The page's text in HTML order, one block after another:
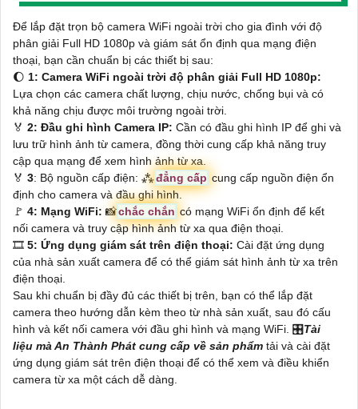
Để lắp đặt trọn bộ camera WiFi ngoài trời cho gia đình với độ
phân giải Full HD 1080p và giám sát ổn định qua mạng điện
thoại, bạn cần chuẩn bị các thiết bị sau:
🌔 1: Camera WiFi ngoài trời độ phân giải Full HD 1080p:
Lựa chọn các camera chất lượng, chịu nước, chống bụi và có
khả năng chịu được môi trường ngoài trời.
️🏅️ 2: Đầu ghi hình Camera IP: Cần có đầu ghi hình IP để ghi và
lưu trữ hình ảnh từ camera, đồng thời cung cấp khả năng truy
cập qua mạng để xem hình ảnh từ xa.
️🏅 3: Bộ nguồn cấp điện: ⁂đẳng cấp cung cấp nguồn điện ổn
định cho camera và đầu ghi hình.
️🚩 4: Mạng WiFi: 📸chắc chắn có mạng WiFi ổn định để kết
nối camera và truy cập hình ảnh từ xa qua điện thoại.
🎞 5: Ứng dụng giám sát trên điện thoại: Cài đặt ứng dụng
của nhà sản xuất camera để có thể giám sát hình ảnh từ xa trên
điện thoại.
Sau khi chuẩn bị đầy đủ các thiết bị trên, bạn có thể lắp đặt
camera theo hướng dẫn kèm theo từ nhà sản xuất, sau đó cấu
hình và kết nối camera với đầu ghi hình và mạng WiFi. 🎛Tài
liệu mà An Thành Phát cung cấp về sản phẩm tải và cài đặt
ứng dụng giám sát trên điện thoại để có thể xem và điều khiển
camera từ xa một cách dễ dàng.